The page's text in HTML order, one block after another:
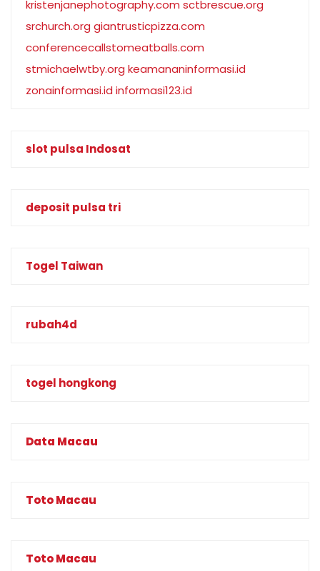
kristenjanephotography.com sctbrescue.org
srchurch.org giantrusticpizza.com
conferencecallstomeatballs.com
stmichaelwtby.org keamananinformasi.id
zonainformasi.id informasi123.id
slot pulsa Indosat
deposit pulsa tri
Togel Taiwan
rubah4d
togel hongkong
Data Macau
Toto Macau
Toto Macau